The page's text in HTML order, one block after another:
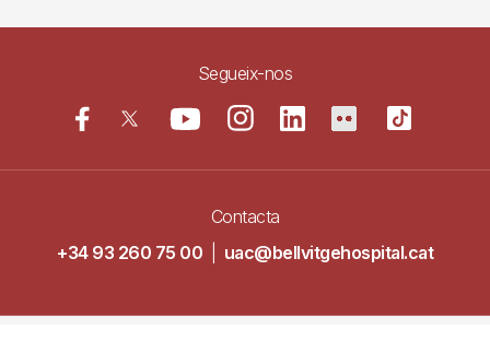
Segueix-nos
Contacta
+34 93 260 75 00
uac@bellvitgehospital.cat